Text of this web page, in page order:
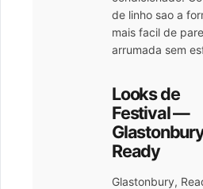
de linho sao a
mais facil de
arrumada sem
Looks de
Festival —
Ready
Glastonbury,